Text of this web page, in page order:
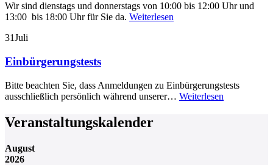
Wir sind dienstags und donnerstags von 10:00 bis 12:00 Uhr und
13:00 bis 18:00 Uhr für Sie da. Weiterlesen
31Juli
Einbürgerungstests
Bitte beachten Sie, dass Anmeldungen zu Einbürgerungstests
ausschließlich persönlich während unserer… Weiterlesen
Veranstaltungskalender
August
2026